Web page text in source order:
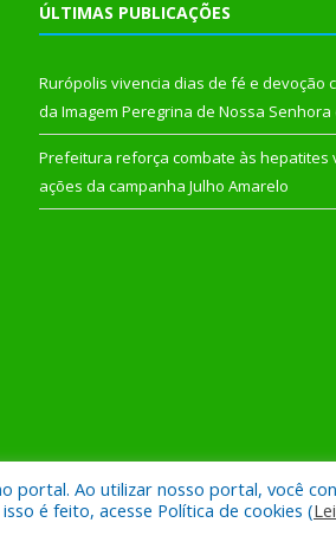
ÚLTIMAS PUBLICAÇÕES
Rurópolis vivencia dias de fé e devoção
da Imagem Peregrina de Nossa Senhora
Prefeitura reforça combate às hepatites
ações da campanha Julho Amarelo
portal. Ao utilizar nosso portal, você
é feito, acesse Política de cookies (